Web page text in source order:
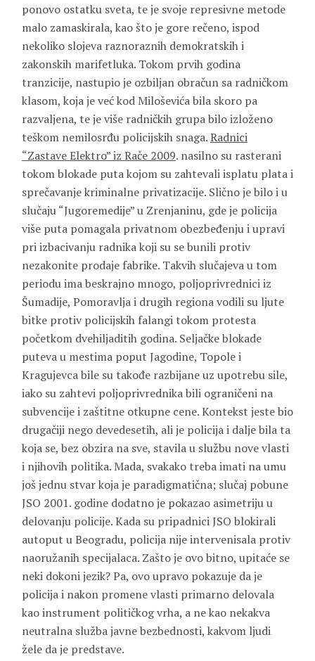
ponovo ostatku sveta, te je svoje represivne metode
malo zamaskirala, kao što je gore rečeno, ispod
nekoliko slojeva raznoraznih demokratskih i
zakonskih marifetluka. Tokom prvih godina
tranzicije, nastupio je ozbiljan obračun sa radničkom
klasom, koja je već kod Miloševića bila skoro pa
razvaljena, te je više radničkih grupa bilo izloženo
teškom nemilosrđu policijskih snaga.Radnici
“Zastave Elektro” iz Rače 2009. nasilno su rasterani
tokom blokade puta kojom su zahtevali isplatu plata i
sprečavanje kriminalne privatizacije. Slično je bilo i u
slučaju “Jugoremedije” u Zrenjaninu, gde je policija
više puta pomagala privatnom obezbeđenju i upravi
pri izbacivanju radnika koji su se bunili protiv
nezakonite prodaje fabrike. Takvih slučajeva u tom
periodu ima beskrajno mnogo, poljoprivrednici iz
Šumadije, Pomoravlja i drugih regiona vodili su ljute
bitke protiv policijskih falangi tokom protesta
početkom dvehiljaditih godina. Seljačke blokade
puteva u mestima poput Jagodine, Topole i
Kragujevca bile su takođe razbijane uz upotrebu sile,
iako su zahtevi poljoprivrednika bili ograničeni na
subvencije i zaštitne otkupne cene. Kontekst jeste bio
drugačiji nego devedesetih, ali je policija i dalje bila ta
koja se, bez obzira na sve, stavila u službu nove vlasti
i njihovih politika. Mada, svakako treba imati na umu
još jednu stvar koja je paradigmatična; slučaj pobune
JSO 2001. godine dodatno je pokazao asimetriju u
delovanju policije. Kada su pripadnici JSO blokirali
autoput u Beogradu, policija nije intervenisala protiv
naoružanih specijalaca. Zašto je ovo bitno, upitaće se
neki dokoni jezik? Pa, ovo upravo pokazuje da je
policija i nakon promene vlasti primarno delovala
kao instrument političkog vrha, a ne kao nekakva
neutralna služba javne bezbednosti, kakvom ljudi
žele da je predstave.